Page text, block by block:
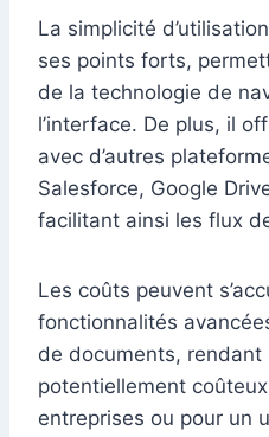
La simplicité
ses points forts,
de la technologie de
l’interface. De plus, il
avec d’autres
Salesforce, Google
facilitant ainsi les flux
Les coûts peuvent
fonctionnalités
de documents, rendant
potentiellement
entreprises ou pour un